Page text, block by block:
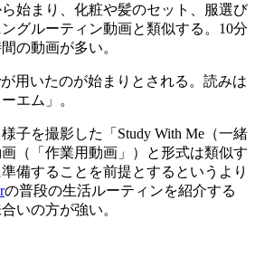
始まり、化粧や髪のセット、服選び
グルーティン動画と類似する。10分
の動画が多い。
用いたのが始まりとされる。読みは
エム」。
子を撮影した「Study With Me（一緒
（「作業用動画」）と形式は類似す
備することを前提とするというより
の普段の生活ルーティンを紹介する
いの方が強い。